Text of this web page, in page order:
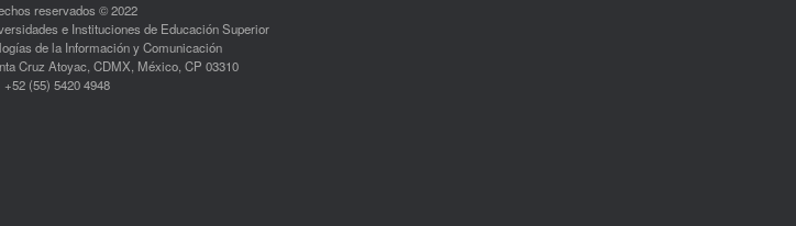
reservados © 2022
e Instituciones de Educación Superior
de la Información y Comunicación
Cruz Atoyac, CDMX, México, CP 03310
+52 (55) 5420 4948